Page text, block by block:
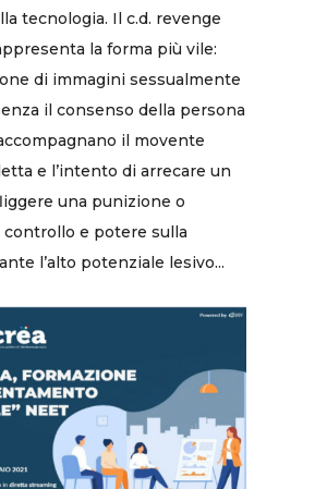
tecnologia. Il c.d. revenge
la forma più vile:
di immagini sessualmente
il consenso della persona
il movente
e l’intento di arrecare un
una punizione o
e potere sulla
l’alto potenziale lesivo...